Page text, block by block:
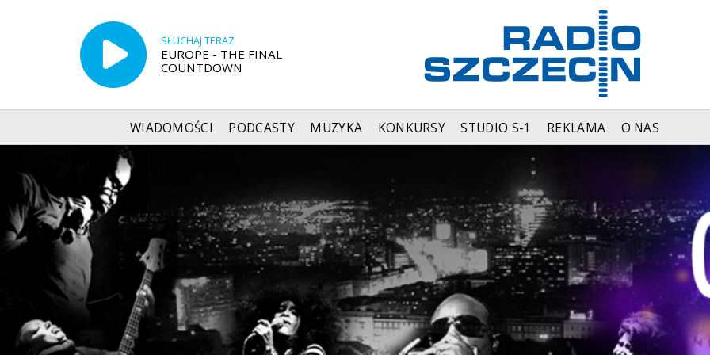
SŁUCHAJ TERAZ
EUROPE - THE FINAL
COUNTDOWN
WIADOMOŚCI PODCASTY MUZYKA KONKURSY STUDIO S-1 REKLAMA O NAS